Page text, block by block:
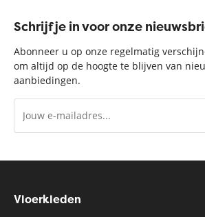
Schrijf je in voor onze
Abonneer u op onze regelmatig
om altijd op de hoogte te blijven van
aanbiedingen.
Vloerkleden